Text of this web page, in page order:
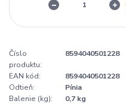
Číslo
produktu:
8594040501228
EAN kód:
8594040501228
Odtieň:
Pínia
Balenie (kg):
0,7 kg